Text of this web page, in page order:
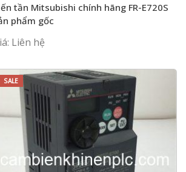
tần Mitsubishi chính hãng FR-E720S
phẩm gốc
Liên hệ
SALE